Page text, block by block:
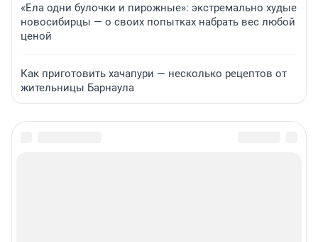
«Ела одни булочки и пирожные»: экстремально худые
новосибирцы — о своих попытках набрать вес любой
ценой
Как приготовить хачапури — несколько рецептов от
жительницы Барнаула